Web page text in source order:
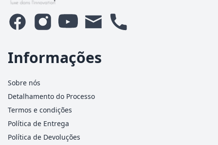
Informações
Sobre nós
Detalhamento do Processo
Termos e condições
Política de Entrega
Política de Devoluções